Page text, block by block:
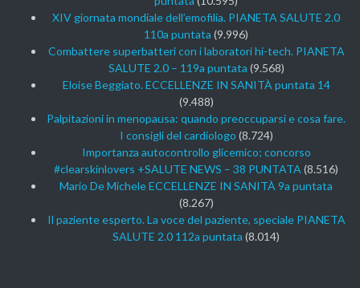
XIV giornata mondiale dell’emofilia. PIANETA SALUTE 2.0
110a puntata (9.996)
Combattere superbatteri con i laboratori hi-tech. PIANETA
SALUTE 2.0 – 119a puntata (9.568)
Eloise Beggiato. ECCELLENZE IN SANITÀ puntata 14
(9.488)
Palpitazioni in menopausa: quando preoccuparsi e cosa fare.
I consigli del cardiologo (8.724)
Importanza autocontrollo glicemico; concorso
#clearskinlovers +SALUTE NEWS – 38 PUNTATA (8.516)
Mario De Michele ECCELLENZE IN SANITÀ 9a puntata
(8.267)
Il paziente esperto. La voce del paziente, speciale PIANETA
SALUTE 2.0 112a puntata (8.014)